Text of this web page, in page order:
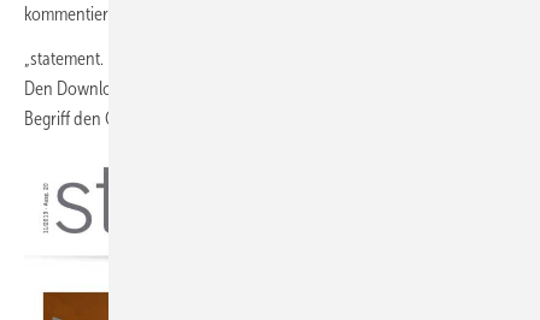
kommentieren.
„statement. November 2019“ lässt sich auf schnellem Weg erreichen:
Den Download findet man unter
Begriff den Quicklink QL08122777 eingeben).